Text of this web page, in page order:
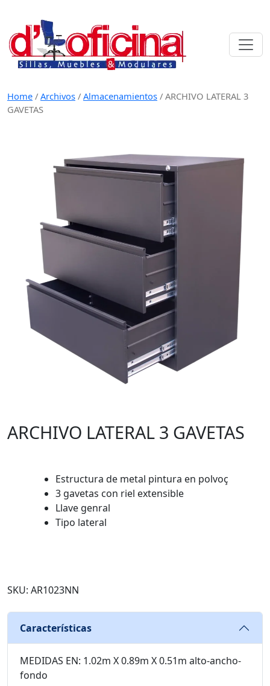
content
Home / Archivos / Almacenamientos / ARCHIVO LATERAL 3
GAVETAS
ARCHIVO LATERAL 3 GAVETAS
Estructura de metal pintura en polvoç
3 gavetas con riel extensible
Llave genral
Tipo lateral
SKU: AR1023NN
Características
MEDIDAS EN: 1.02m X 0.89m X 0.51m alto-ancho-
fondo